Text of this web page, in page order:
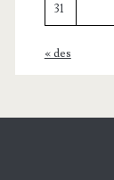
31
« des